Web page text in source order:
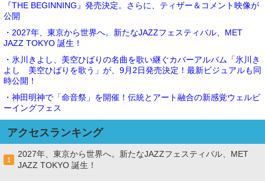
『THE BEGINNING』発売決定。さらに、ティザー＆コメント映像が
公開
・2027年、東京から世界へ。新たなJAZZフェスティバル、MET
JAZZ TOKYO 誕生！
・氷川きよし、美空ひばりの名曲を歌い継ぐカバーアルバム「氷川き
よし 美空ひばりを歌う」が、9月2日発売決定！最新ビジュアルも同
時公開！
・神田明神で「命音祭」を開催！伝統とアート融合の新感覚ウェルビ
ーイングフェス
アクセスランキング
1
2027年、東京から世界へ。新たなJAZZフェスティバル、MET
JAZZ TOKYO 誕生！